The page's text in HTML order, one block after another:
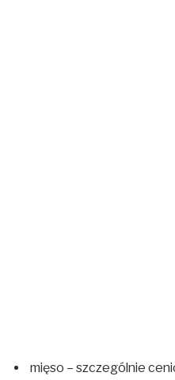
mięso – szczególnie